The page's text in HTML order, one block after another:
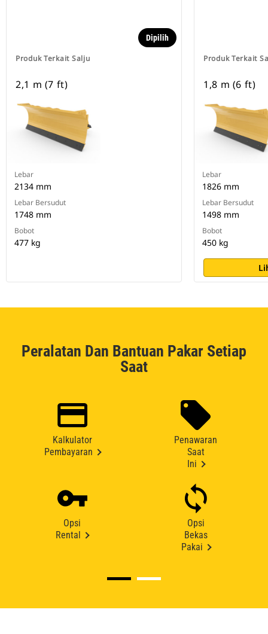
Produk Terkait Salju
Dipilih
2,1 m (7 ft)
Lebar
2134 mm
Lebar Bersudut
1748 mm
Bobot
477 kg
Produk Terkait
1,8 m (6 ft)
Lebar
1826 mm
Lebar Bersudut
1498 mm
Bobot
450 kg
Peralatan Dan Bantuan Pakar Setiap
Saat
Kalkulator
Pembayaran
Penawaran
Saat
Ini
Opsi
Rental
Opsi
Bekas
Pakai